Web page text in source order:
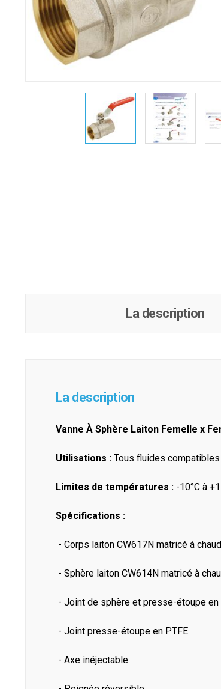
La description
La description
Vanne À Sphère Laiton Femelle x
Utilisations : Tous fluides
Limites de températures : -10°C à
Spécifications :
- Corps laiton CW617N matricé à
- Sphère laiton CW614N matricé à
- Joint de sphère et presse-étoupe en
- Joint presse-étoupe en PTFE.
- Axe inéjectable.